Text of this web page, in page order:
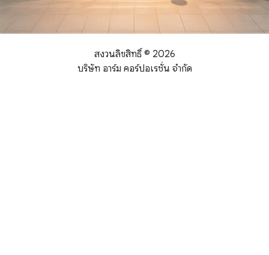
สงวนลิขสิทธิ์ © 2026
บริษัท อาร์ม คอร์ปอเรชั่น จำกัด